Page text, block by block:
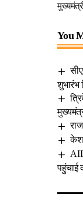
You
शुभारंभ
पहुंचाई